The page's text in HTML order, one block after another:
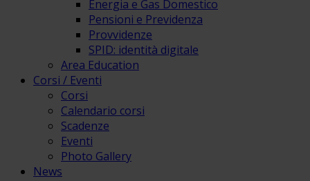
Energia e Gas Domestico
Pensioni e Previdenza
Provvidenze
SPID: identità digitale
Area Education
Corsi / Eventi
Corsi
Calendario corsi
Scadenze
Eventi
Photo Gallery
News